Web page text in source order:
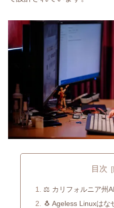
目次
⚖️ カリフォルニア州
🐧 Ageless Linuxはな